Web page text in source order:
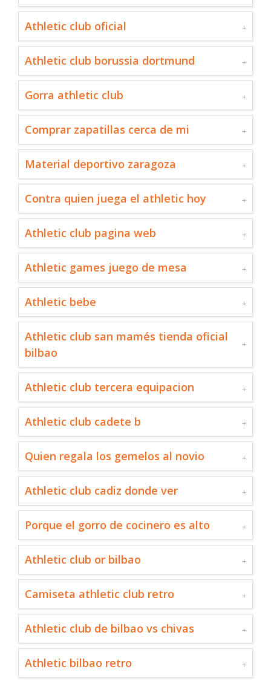
Athletic club oficial
Athletic club borussia dortmund
Gorra athletic club
Comprar zapatillas cerca de mi
Material deportivo zaragoza
Contra quien juega el athletic hoy
Athletic club pagina web
Athletic games juego de mesa
Athletic bebe
Athletic club san mamés tienda oficial
bilbao
Athletic club tercera equipacion
Athletic club cadete b
Quien regala los gemelos al novio
Athletic club cadiz donde ver
Porque el gorro de cocinero es alto
Athletic club or bilbao
Camiseta athletic club retro
Athletic club de bilbao vs chivas
Athletic bilbao retro